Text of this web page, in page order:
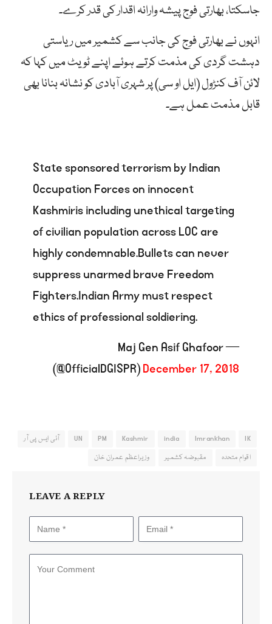
جاسکتا، بھارتی فوج پیشہ وارانہ اقدار کی قدر کرے۔
انہوں نے بھارتی فوج کی جانب سے کشمیر میں ریاستی
دہشت گردی کی مذمت کرتے ہوئے اپنے ٹویٹ میں کہا کہ
لائن آف کنڑول (ایل او سی) پر شہری آبادی کو نشانہ بنانا بھی
قابل مذمت عمل ہے۔
State sponsored terrorism by Indian
Occupation Forces on innocent
Kashmiris including unethical targeting
of civilian population across LOC are
highly condemnable.Bullets can never
suppress unarmed brave Freedom
Fighters.Indian Army must respect
ethics of professional soldiering.
— Maj Gen Asif Ghafoor
(@OfficialDGISPR)December 17, 2018
IK
Imrankhan
india
Kashmir
PM
UN
آئی ایس پی آر
اقوام متحدہ
مقبوضہ کشمیر وزیراعظم عمران خان
LEAVE A REPLY